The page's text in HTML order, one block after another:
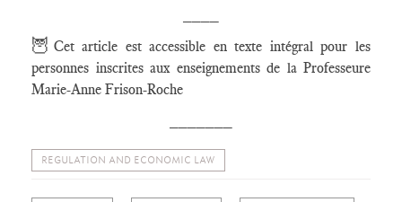
🦉 Cet article est accessible en texte intégral pour les
personnes inscrites aux enseignements de la Professeure
Marie-Anne Frison-Roche
REGULATION AND ECONOMIC LAW